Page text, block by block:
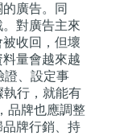
廣告。同
對廣告主來
收回，但壞
量會越來越
證、設定事
行，就能有
品牌也應調整
牌行銷、持